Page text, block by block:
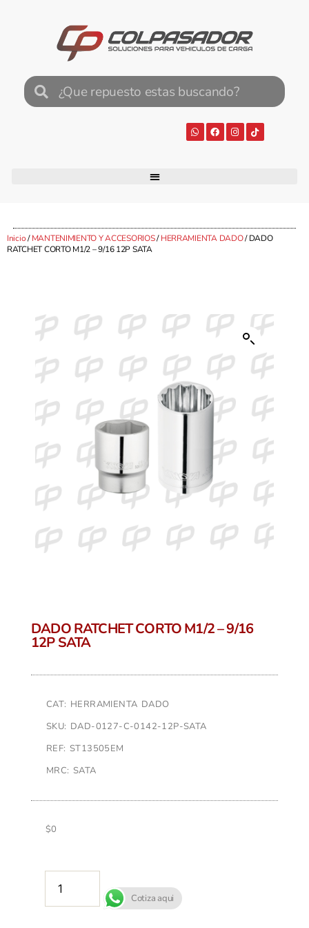
Inicio/MANTENIMIENTO Y ACCESORIOS/HERRAMIENTA DADO/ DADO
RATCHET CORTO M1/2 – 9/16 12P SATA
DADO RATCHET CORTO M1/2 – 9/16
12P SATA
CAT: HERRAMIENTA DADO
SKU: DAD-0127-C-0142-12P-SATA
REF: ST13505EM
MRC: SATA
$0
Cotiza aqui